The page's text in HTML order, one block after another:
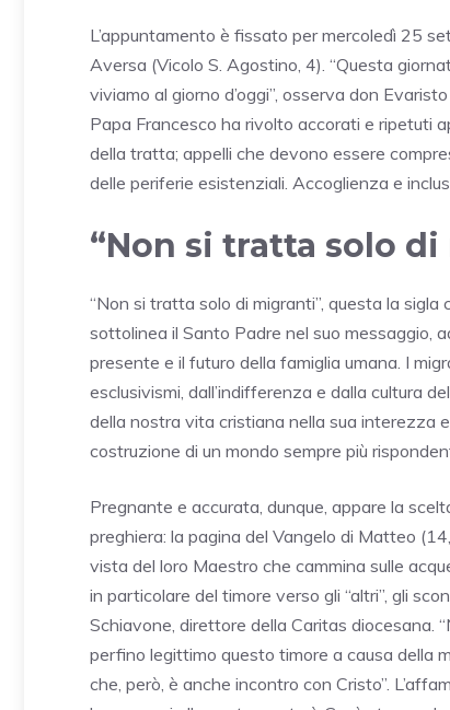
L’appuntamento è fissato per mercoledì 25
Aversa (Vicolo S. Agostino, 4). “Questa
viviamo al giorno d’oggi”, osserva don
Papa Francesco ha rivolto accorati e ripetuti
della tratta; appelli che devono essere
delle periferie esistenziali. Accoglienza e
“Non si tratta solo
“Non si tratta solo di migranti”, questa la
sottolinea il Santo Padre nel suo messaggio,
presente e il futuro della famiglia umana. I
esclusivismi, dall’indifferenza e dalla cultura
della nostra vita cristiana nella sua interezza
costruzione di un mondo sempre più
Pregnante e accurata, dunque, appare la
preghiera: la pagina del Vangelo di Matteo
vista del loro Maestro che cammina sulle
in particolare del timore verso gli “altri”, gli
Schiavone, direttore della Caritas diocesana.
perfino legittimo questo timore a causa della
che, però, è anche incontro con Cristo”.